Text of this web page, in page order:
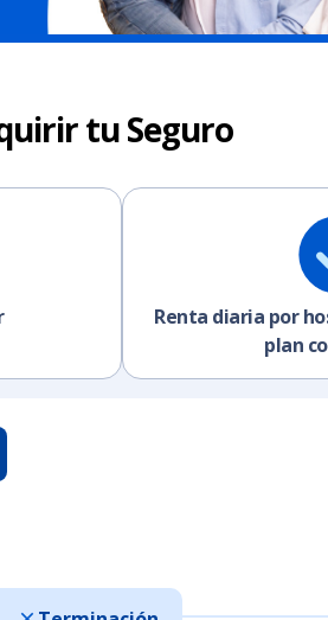
tu Seguro
Renta diaria por
plan